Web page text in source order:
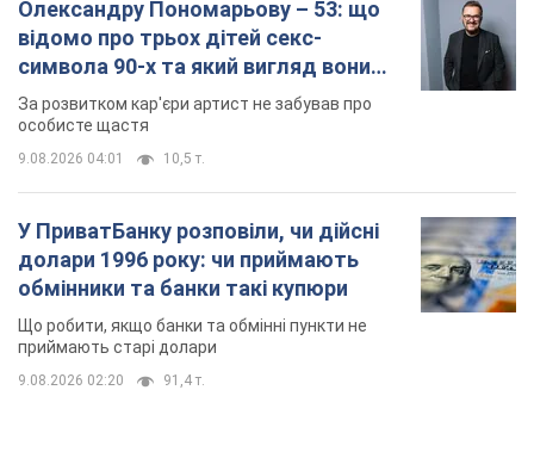
долари 1996 року: чи приймають
обмінники та банки такі купюри
приймають старі долари